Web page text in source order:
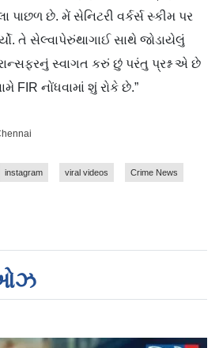
છે. મેં સેનિટરી વર્કર્સ સ્કીમ પર
તે સેલ્વાપેરુંથાગાઈ સાથે જોડાયેલું
સ્વાગત કરું છું પરંતુ પ્રશ્ન એ છે
FIR નોંધવામાં શું રોકે છે.”
instagram viral videos Crime News